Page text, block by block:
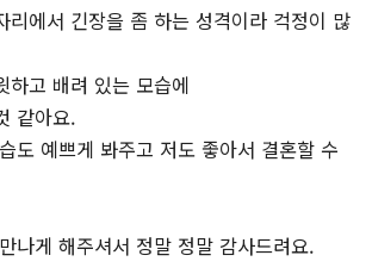
리에서 긴장을 좀 하는 성격이라 걱정이 많
하고 배려 있는 모습에
같아요.
도 예쁘게 봐주고 저도 좋아서 결혼할 수
나게 해주셔서 정말 정말 감사드려요.